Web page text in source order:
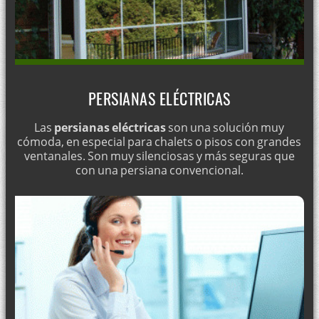
Instalación de cerraduras para puertas de madera
Apertura de cajas fuertes
Cerrajería antiladrones
Cerraduras antirrobo para viviendas
¿Necesita cerrajeros económicos?
PERSIANAS ELÉCTRICAS
Las persianas eléctricasson una solución muy
cómoda, en especial para chalets o pisos con grandes
ventanales. Son muy silenciosas y más seguras que
con una persiana convencional.